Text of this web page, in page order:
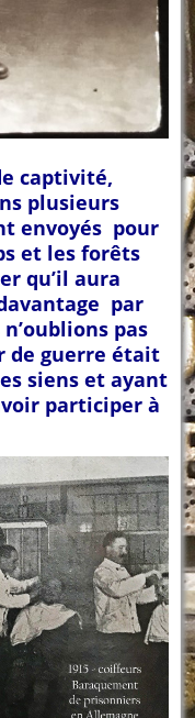
captivité,
plusieurs
envoyés pour
et les forêts
qu’il aura
par
pas
de guerre était
siens et ayant
participer à